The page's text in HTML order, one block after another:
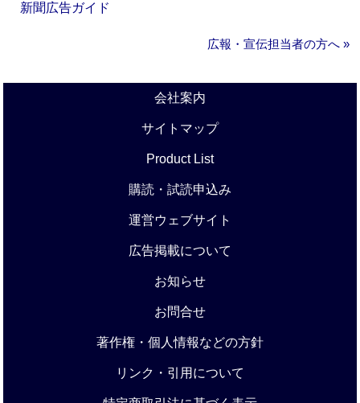
新聞広告ガイド
広報・宣伝担当者の方へ »
会社案内
サイトマップ
Product List
購読・試読申込み
運営ウェブサイト
広告掲載について
お知らせ
お問合せ
著作権・個人情報などの方針
リンク・引用について